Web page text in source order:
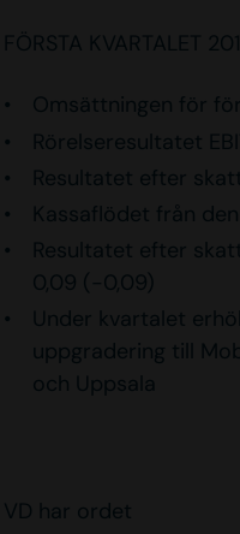
FÖRSTA KVARTALET
Omsättningen för
Rörelseresultatet
Resultatet efter
Kassaflödet från
Resultatet efter
0,09 (-0,09)
Under kvartalet
uppgradering till
och Uppsala
VD har ordet